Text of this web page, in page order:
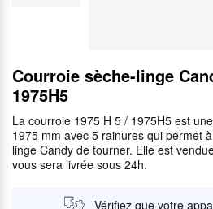
Courroie sèche-linge
1975H5
La courroie 1975 H 5 / 1975H5 est
1975 mm avec 5 rainures qui permet
linge Candy de tourner. Elle est
vous sera livrée sous 24h.
Vérifiez que votre